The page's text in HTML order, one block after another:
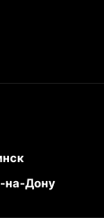
на-Дону